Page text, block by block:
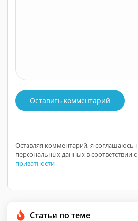
Оставить комментарий
Оставляя комментарий, я соглашаюсь
персональных данных в соответствии с
приватности
Статьи по теме